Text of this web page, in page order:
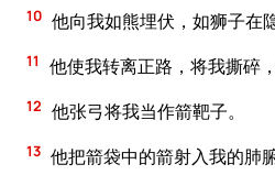
10 他向我如熊埋伏，如狮子在
11 他使我转离正路，将我撕碎
12 他张弓将我当作箭靶子。
13 他把箭袋中的箭射入我的肺腑